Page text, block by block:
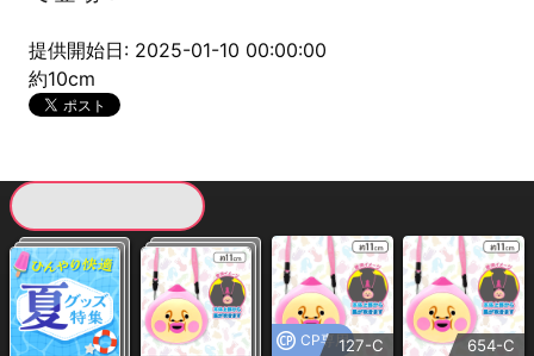
提供開始日: 2025-01-10 00:00:00
約10cm
CP専用127-C 654-C